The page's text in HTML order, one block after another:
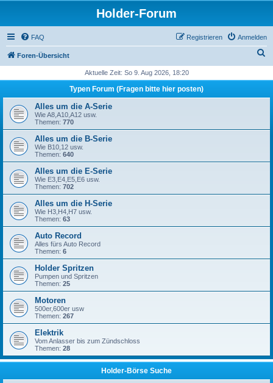
Holder-Forum
FAQ Anmelden
Registrieren
Foren-Übersicht
h
Aktuelle Zeit: So 9. Aug 2026, 18:20
Typen Forum (Fragen bitte hier posten)
Alles um die A-Serie
Wie A8,A10,A12 usw.
Themen: 770
Alles um die B-Serie
Wie B10,12 usw.
Themen: 640
Alles um die E-Serie
Wie E3,E4,E5,E6 usw.
Themen: 702
Alles um die H-Serie
Wie H3,H4,H7 usw.
Themen: 63
Auto Record
Alles fürs Auto Record
Themen: 6
Holder Spritzen
Pumpen und Spritzen
Themen: 25
Motoren
500er,600er usw
Themen: 267
Elektrik
Vom Anlasser bis zum Zündschloss
Themen: 28
Holder-Börse Suche